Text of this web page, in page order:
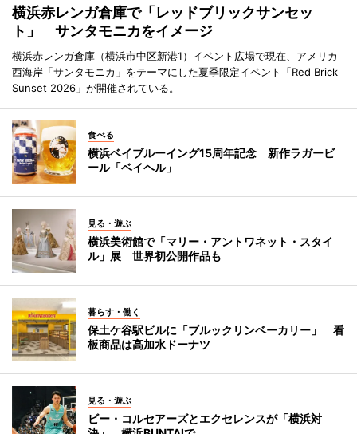
横浜赤レンガ倉庫で「レッドブリックサンセッ
ト」 サンタモニカをイメージ
横浜赤レンガ倉庫（横浜市中区新港1）イベント広場で現在、アメリカ
西海岸「サンタモニカ」をテーマにした夏季限定イベント「Red Brick
Sunset 2026」が開催されている。
食べる
横浜ベイブルーイング15周年記念 新作ラガービ
ール「ベイヘル」
見る・遊ぶ
横浜美術館で「マリー・アントワネット・スタイ
ル」展 世界初公開作品も
暮らす・働く
保土ケ谷駅ビルに「ブルックリンベーカリー」 看
板商品は高加水ドーナツ
見る・遊ぶ
ビー・コルセアーズとエクセレンスが「横浜対